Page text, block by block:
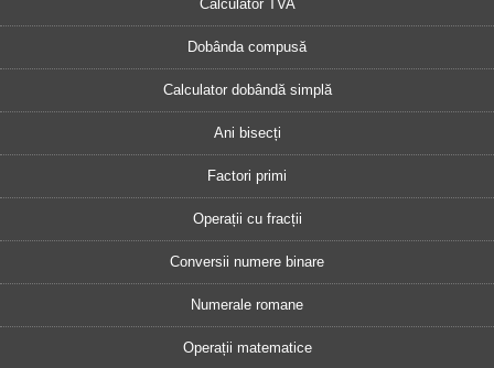
Calculator TVA
Dobânda compusă
Calculator dobândă simplă
Ani bisecți
Factori primi
Operații cu fracții
Conversii numere binare
Numerale romane
Operații matematice